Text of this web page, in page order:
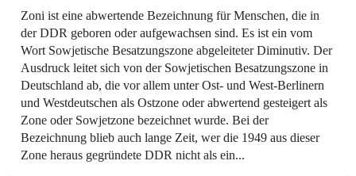
Zoni ist eine abwertende Bezeichnung für Menschen, die in
der DDR geboren oder aufgewachsen sind. Es ist ein vom
Wort Sowjetische Besatzungszone abgeleiteter Diminutiv. Der
Ausdruck leitet sich von der Sowjetischen Besatzungszone in
Deutschland ab, die vor allem unter Ost- und West-Berlinern
und Westdeutschen als Ostzone oder abwertend gesteigert als
Zone oder Sowjetzone bezeichnet wurde. Bei der
Bezeichnung blieb auch lange Zeit, wer die 1949 aus dieser
Zone heraus gegründete DDR nicht als ein...